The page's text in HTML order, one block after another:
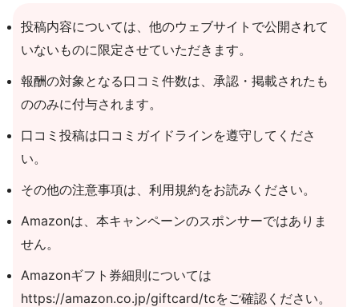
投稿内容については、他のウェブサイトで公開されて
いないものに限定させていただきます。
報酬の対象となる口コミ件数は、承認・掲載されたも
ののみに付与されます。
口コミ投稿は口コミガイドラインを遵守してくださ
い。
その他の注意事項は、利用規約をお読みください。
Amazonは、本キャンペーンのスポンサーではありま
せん。
Amazonギフト券細則については
https://amazon.co.jp/giftcard/tcをご確認ください。